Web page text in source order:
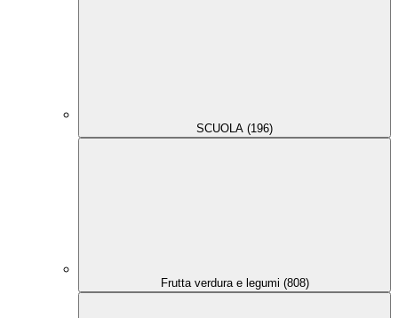
SCUOLA (196)
Frutta verdura e legumi (808)